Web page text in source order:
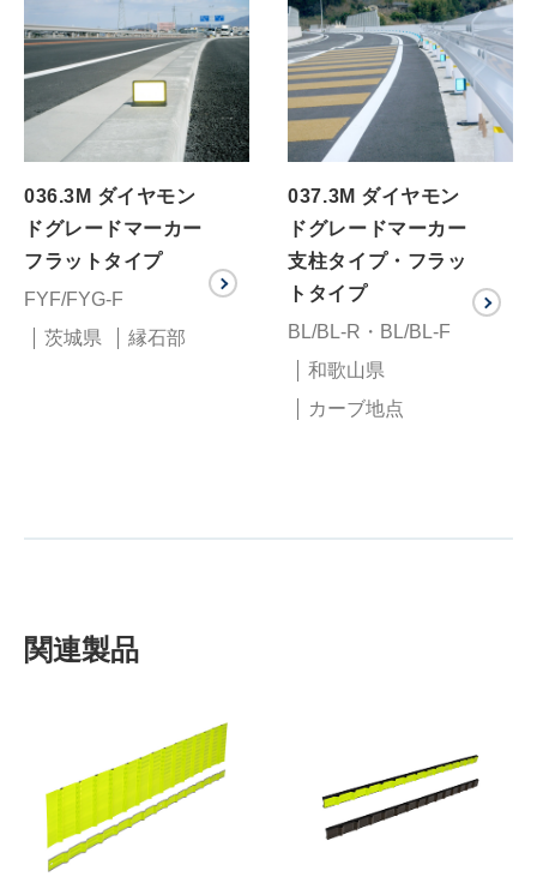
036.3M ダイヤモン
ドグレードマーカー
フラットタイプ
FYF/FYG-F
茨城県
縁石部
037.3M ダイヤモン
ドグレードマーカー
支柱タイプ・フラッ
トタイプ
BL/BL-R・BL/BL-F
和歌山県
カーブ地点
関連製品